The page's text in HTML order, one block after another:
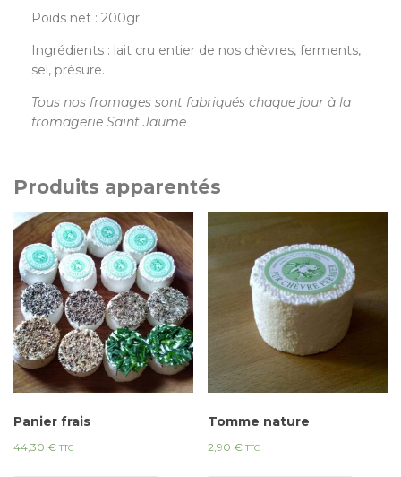
Poids net : 200gr
Ingrédients : lait cru entier de nos chèvres, ferments,
sel, présure.
Tous nos fromages sont fabriqués chaque jour à la
fromagerie Saint Jaume
Produits apparentés
Panier frais
44,30 € TTC
Tomme nature
2,90 € TTC